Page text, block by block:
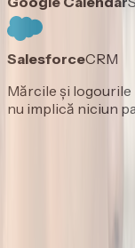
SalesforceCRM
Mărcile și
nu implică niciun